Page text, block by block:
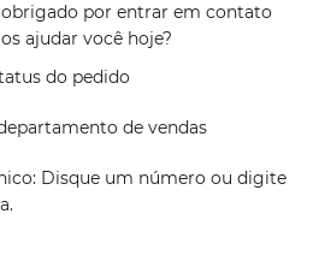
por entrar em contato
ajudar você hoje?
do pedido
de vendas
Disque um número ou digite